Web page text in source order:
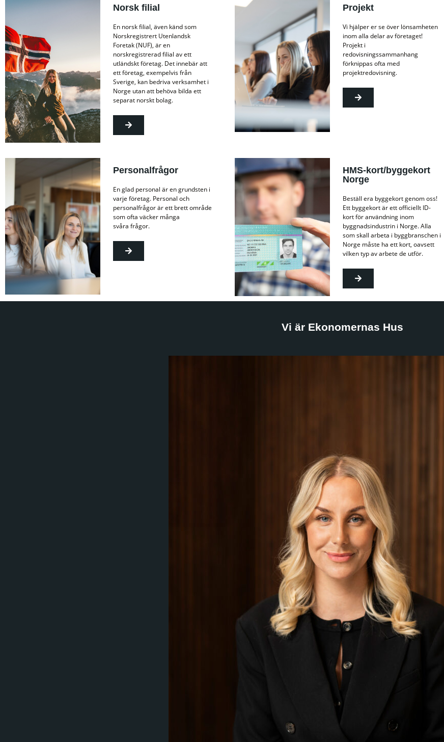
Norsk filial
En norsk filial, även känd som
Norskregistrert Utenlandsk
Foretak (NUF), är en
norskregistrerad filial av ett
utländskt företag. Det innebär att
ett företag, exempelvis från
Sverige, kan bedriva verksamhet i
Norge utan att behöva bilda ett
separat norskt bolag.
Projekt
Vi hjälper er se över lönsamheten
inom alla delar av företaget!
Projekt i
redovisningssammanhang
förknippas ofta med
projektredovisning.
Personalfrågor
En glad personal är en grundsten i
varje företag. Personal och
personalfrågor är ett brett område
som ofta väcker många
svåra frågor.
HMS-kort/byggekort
Norge
Beställ era byggekort genom oss!
Ett byggekort är ett officiellt ID-
kort för användning inom
byggnadsindustrin i Norge. Alla
som skall arbeta i byggbranschen i
Norge måste ha ett kort, oavsett
vilken typ av arbete de utför.
Vi är Ekonomernas Hus